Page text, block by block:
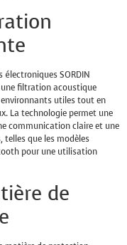
SORDIN
une filtration acoustique
utiles tout en
La technologie permet une
communication claire et une
telles que les modèles
pour une utilisation
de